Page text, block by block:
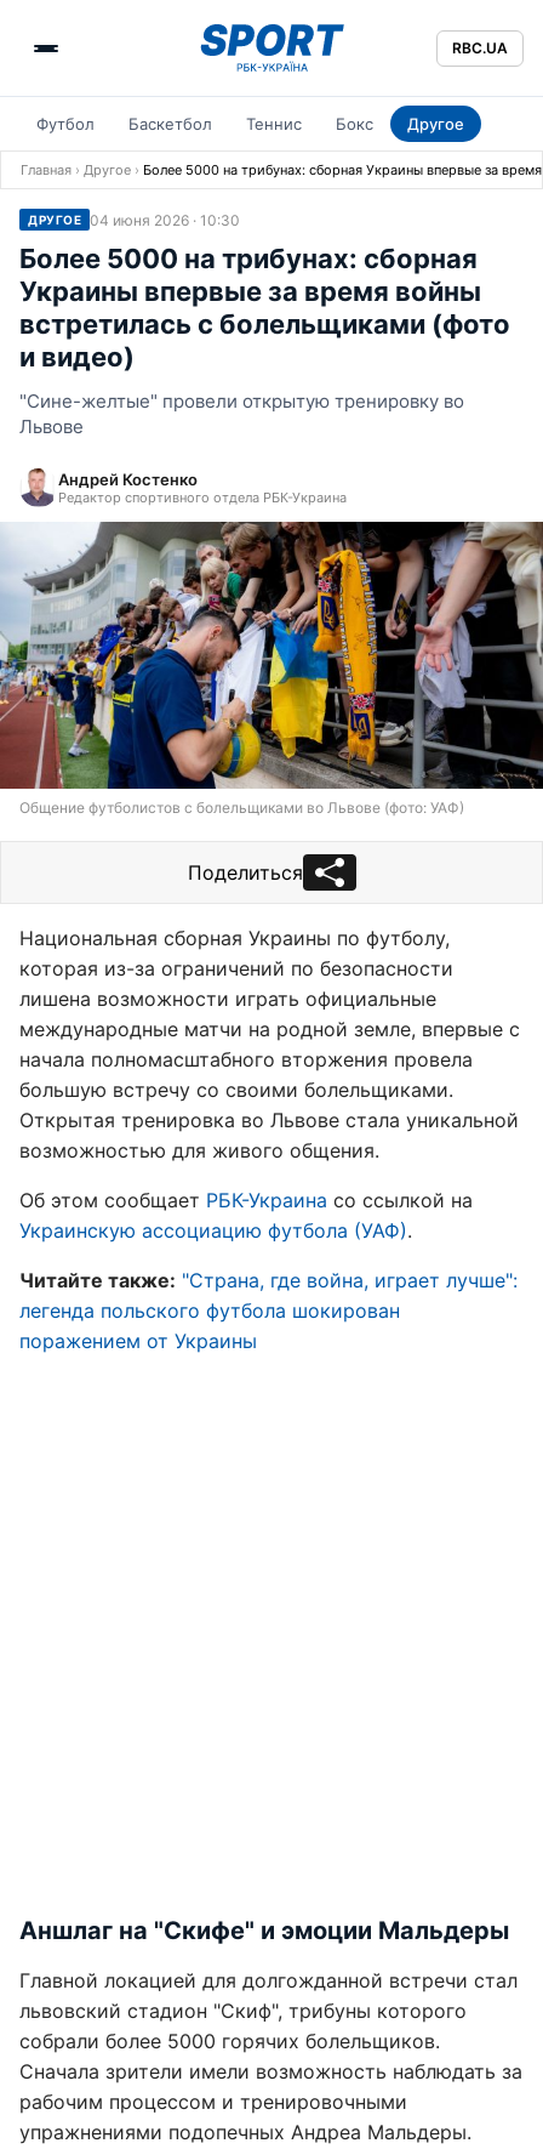
RBC.UA
Футбол Баскетбол Теннис Бокс Другое
Главная › Другое › Более 5000 на трибунах: сборная Украины впервые за
ДРУГОЕ 04 июня 2026 · 10:30
Более 5000 на трибунах: сборная
Украины впервые за время войны
встретилась с болельщиками (фото
и видео)
"Сине-желтые" провели открытую тренировку во
Львове
Андрей Костенко
Редактор спортивного отдела РБК-Украина
Общение футболистов с болельщиками во Львове (фото: УАФ)
Поделиться
Национальная сборная Украины по футболу,
которая из-за ограничений по безопасности
лишена возможности играть официальные
международные матчи на родной земле, впервые с
начала полномасштабного вторжения провела
большую встречу со своими болельщиками.
Открытая тренировка во Львове стала уникальной
возможностью для живого общения.
Об этом сообщает РБК-Украина со ссылкой на
Украинскую ассоциацию футбола (УАФ).
Читайте также: "Страна, где война, играет лучше":
легенда польского футбола шокирован
поражением от Украины
Аншлаг на "Скифе" и эмоции Мальдеры
Главной локацией для долгожданной встречи стал
львовский стадион "Скиф", трибуны которого
собрали более 5000 горячих болельщиков.
Сначала зрители имели возможность наблюдать за
рабочим процессом и тренировочными
упражнениями подопечных Андреа Мальдеры.